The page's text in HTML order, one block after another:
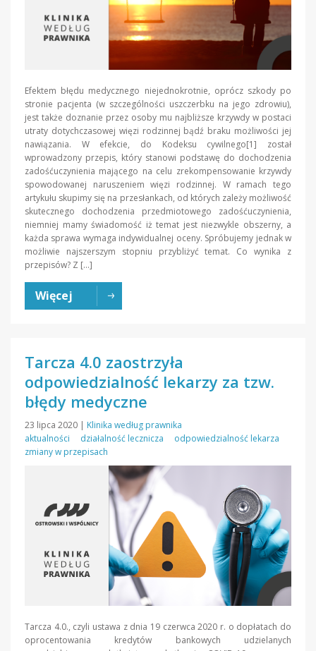
Efektem błędu medycznego niejednokrotnie, oprócz szkody po
stronie pacjenta (w szczególności uszczerbku na jego zdrowiu),
jest także doznanie przez osoby mu najbliższe krzywdy w postaci
utraty dotychczasowej więzi rodzinnej bądź braku możliwości jej
nawiązania. W efekcie, do Kodeksu cywilnego[1] został
wprowadzony przepis, który stanowi podstawę do dochodzenia
zadośćuczynienia mającego na celu zrekompensowanie krzywdy
spowodowanej naruszeniem więzi rodzinnej. W ramach tego
artykułu skupimy się na przesłankach, od których zależy możliwość
skutecznego dochodzenia przedmiotowego zadośćuczynienia,
niemniej mamy świadomość iż temat jest niezwykle obszerny, a
każda sprawa wymaga indywidualnej oceny. Spróbujemy jednak w
możliwie najszerszym stopniu przybliżyć temat. Co wynika z
przepisów? Z […]
Więcej
Tarcza 4.0 zaostrzyła
odpowiedzialność lekarzy za tzw.
błędy medyczne
23 lipca 2020 | Klinika według prawnika
aktualności
działalność lecznicza
odpowiedzialność lekarza
zmiany w przepisach
Tarcza 4.0., czyli ustawa z dnia 19 czerwca 2020 r. o dopłatach do
oprocentowania kredytów bankowych udzielanych